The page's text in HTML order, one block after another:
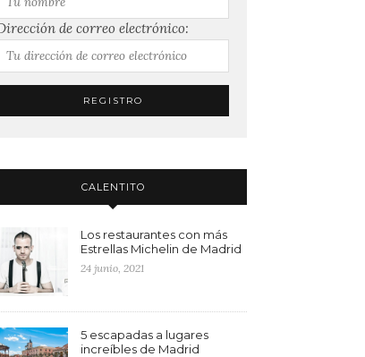
de correo electrónico:
CALENTITO
Los restaurantes con más
Estrellas Michelin de Madrid
24 junio, 2021
5 escapadas a lugares
increíbles de Madrid